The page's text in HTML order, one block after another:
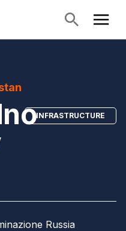
INFRASTRUCTURE
Russia